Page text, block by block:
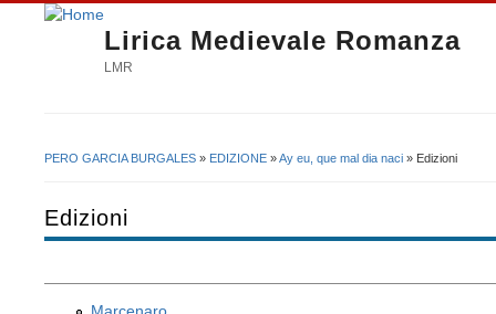
Lirica Medievale Romanza
LMR
PERO GARCIA BURGALES » EDIZIONE »Ay eu, que mal dia naci » Edizioni
Edizioni